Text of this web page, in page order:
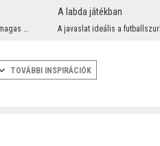
Minden lelkes rajongó arról álmodik, hogy egy magas szintű találkozót néz a tekintélyes VIP lodzs...
A labda játékban
TOVÁBBI INSPIRÁCIÓK